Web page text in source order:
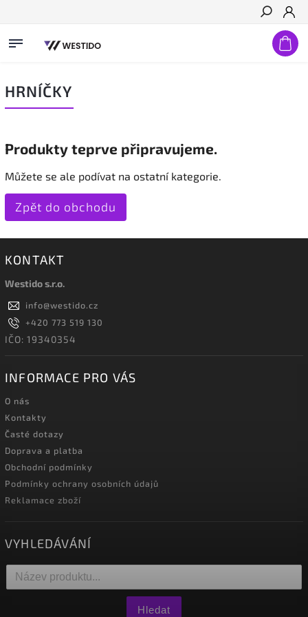
Hledat
HRNÍČKY
Produkty teprve připravujeme.
Můžete se ale podívat na ostatní kategorie.
Zpět do obchodu
KONTAKT
Westido s.r.o.
info@westido.cz
+420 773 519 130
IČO: 19340354
INFORMACE PRO VÁS
O nás
Kontakty
Časté dotazy
Doprava a platba
Obchodní podmínky
Podmínky ochrany osobních údajů
Reklamace zboží
VYHLEDÁVÁNÍ
Hledat